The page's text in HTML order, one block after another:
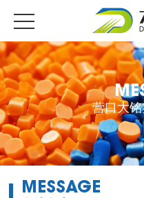
营口大
MESSAGE